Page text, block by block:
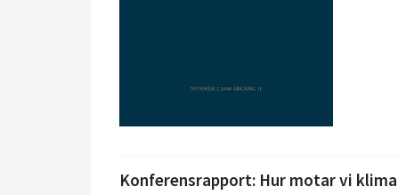
Konferensrapport: Hur motar vi